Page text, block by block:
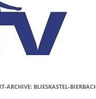
VOLLEYBALL
NORDIC WALKING
ARCHIVE: BLIESKASTEL-